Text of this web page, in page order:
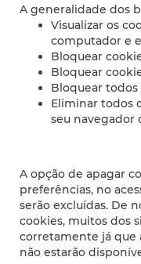
A generalidade dos
Visualizar os
computador e
Bloquear
Bloquear
Bloquear todos
Eliminar todos
seu
A opção de apagar
preferências, no
serão excluídas. De
cookies, muitos dos
corretamente já que
não estarão